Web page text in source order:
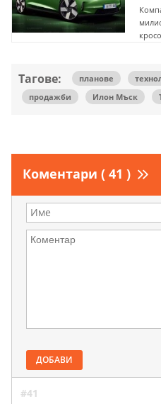
Тагове: планове
продажби
Илон Мъск
Коментари ( 41 )
ДОБАВИ
#41